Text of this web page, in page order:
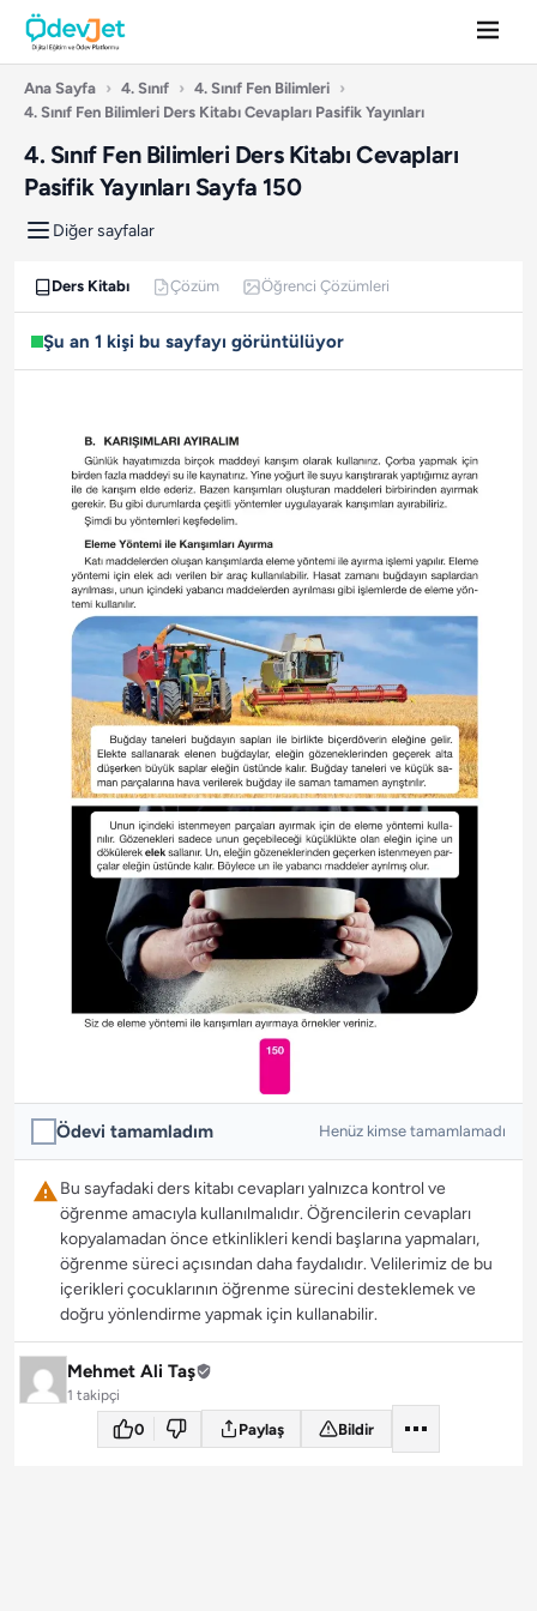
Ana Sayfa › 4. Sınıf › 4. Sınıf Fen Bilimleri ›
4. Sınıf Fen Bilimleri Ders Kitabı Cevapları Pasifik Yayınları
4. Sınıf Fen Bilimleri Ders Kitabı Cevapları
Pasifik Yayınları Sayfa 150
Diğer sayfalar
Ders Kitabı Çözüm Öğrenci Çözümleri
Şu an 1 kişi bu sayfayı görüntülüyor
Ödevi tamamladım Henüz kimse tamamlamadı
Bu sayfadaki ders kitabı cevapları yalnızca kontrol ve
öğrenme amacıyla kullanılmalıdır. Öğrencilerin cevapları
kopyalamadan önce etkinlikleri kendi başlarına yapmaları,
öğrenme süreci açısından daha faydalıdır. Velilerimiz de bu
içerikleri çocuklarının öğrenme sürecini desteklemek ve
doğru yönlendirme yapmak için kullanabilir.
Mehmet Ali Taş
1 takipçi
0 Paylaş Bildir